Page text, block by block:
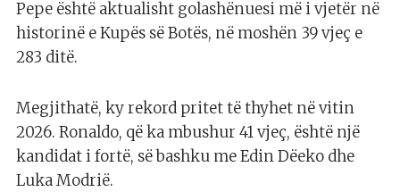
Pepe është aktualisht golashënuesi më i vjetër në
historinë e Kupës së Botës, në moshën 39 vjeç e
283 ditë.
Megjithatë, ky rekord pritet të thyhet në vitin
2026. Ronaldo, që ka mbushur 41 vjeç, është një
kandidat i fortë, së bashku me Edin Dëeko dhe
Luka Modrië.